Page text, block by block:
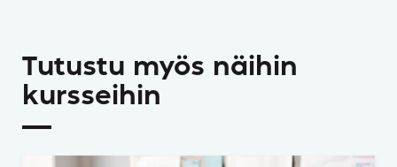
Tutustu myös näihin
kursseihin